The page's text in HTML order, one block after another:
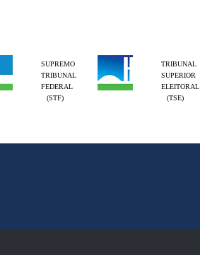
SUPREMO
TRIBUNAL
FEDERAL
(STF)
TRIBUNAL
SUPERIOR
ELEITORAL
(TSE)